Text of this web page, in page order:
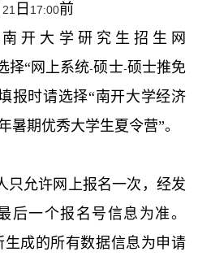
21 日 17:00前
开大学研究生招生网
择“网上系统-硕士-硕士推免
报时请选择“南开大学经济
暑期优秀大学生夏令营”。
只允许网上报名一次，经发
后一个报名号信息为准。
成的所有数据信息为申请